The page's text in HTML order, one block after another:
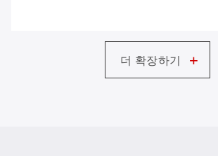
더 확장하기 +